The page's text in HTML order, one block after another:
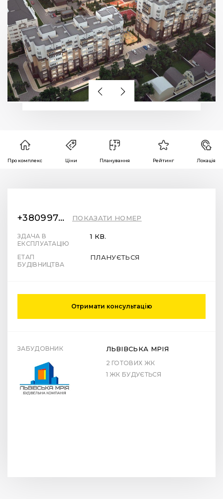
Про комплекс Ціни Планування Рейтинг Локація
+380997878287 ПОКАЗАТИ НОМЕР
ЗДАЧА В
ЕКСПЛУАТАЦІЮ
1 КВ.
ЕТАП
БУДІВНИЦТВА
ПЛАНУЄТЬСЯ
Отримати консультацію
ЗАБУДОВНИК ЛЬВІВСЬКА МРІЯ
2 ГОТОВИХ ЖК
1 ЖК БУДУЄТЬСЯ